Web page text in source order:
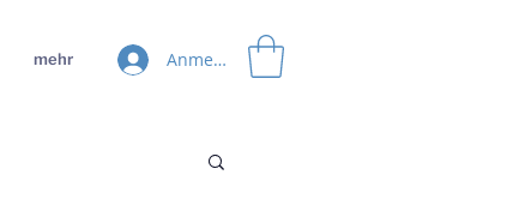
mehr Anmelden